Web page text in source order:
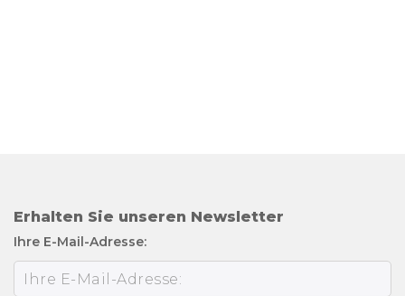
Erhalten Sie unseren Newsletter
Ihre E-Mail-Adresse: